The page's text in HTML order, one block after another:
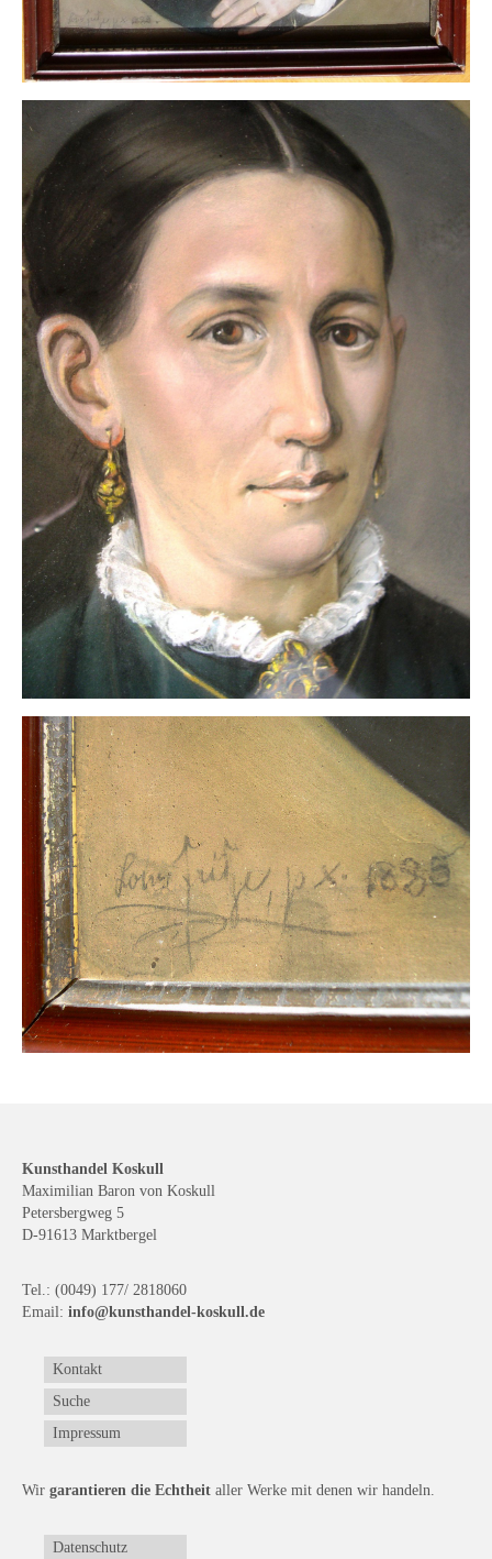
Kunsthandel Koskull
Maximilian Baron von Koskull
Petersbergweg 5
D-91613 Marktbergel
Tel.: (0049) 177/ 2818060
Email: info@kunsthandel-koskull.de
Kontakt
Suche
Impressum
Wir garantieren die Echtheit aller Werke mit denen wir handeln.
Datenschutz